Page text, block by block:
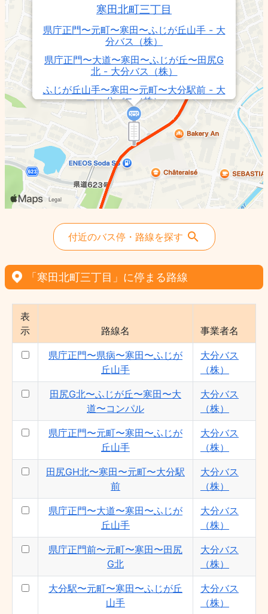
寒田北町三丁目
県庁正門〜元町〜寒田〜ふじが丘山手 - 大
分バス（株）
県庁正門〜大道〜寒田〜ふじが丘〜田尻G
北 - 大分バス（株）
ふじが丘山手〜寒田〜元町〜大分駅前 - 大
分バス（株）
ふじが丘山手〜寒田〜大道〜コンパル - 大
分バス（株）
県庁正門前〜元町〜寒田〜田尻G北 - 大分
バス（株）
田尻GH北〜寒田〜元町〜大分駅前 - 大分
バス（株）
大分駅〜元町〜寒田〜ふじが丘山手 - 大分
バス（株）
県庁正門〜大道〜寒田〜ふじが丘山手 - 大
分バス（株）
県庁正門〜県病〜寒田〜ふじが丘〜田尻G
北 - 大分バス（株）
田尻G北〜ふじが丘〜寒田〜大道〜コンパ
ル - 大分バス（株）
ふじが丘山手〜寒田〜県病〜コンパル - 大
分バス（株）
付近のバス停・路線を探す
「寒田北町三丁目」に停まる路線
表
示
路線名 事業者名
県庁正門〜県病〜寒田〜ふじが
丘山手
大分バス
（株）
田尻G北〜ふじが丘〜寒田〜大
道〜コンパル
大分バス
（株）
県庁正門〜元町〜寒田〜ふじが
丘山手
大分バス
（株）
田尻GH北〜寒田〜元町〜大分駅
前
大分バス
（株）
県庁正門〜大道〜寒田〜ふじが
丘山手
大分バス
（株）
県庁正門前〜元町〜寒田〜田尻
G北
大分バス
（株）
大分駅〜元町〜寒田〜ふじが丘
山手
大分バス
（株）